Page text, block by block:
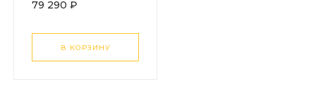
79 290 ₽
В КОРЗИНУ